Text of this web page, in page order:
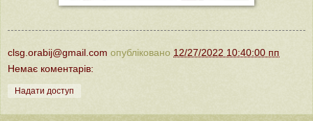
clsg.orabij@gmail.com опубліковано 12/27/2022 10:40:00 пп
Немає коментарів:
Надати доступ